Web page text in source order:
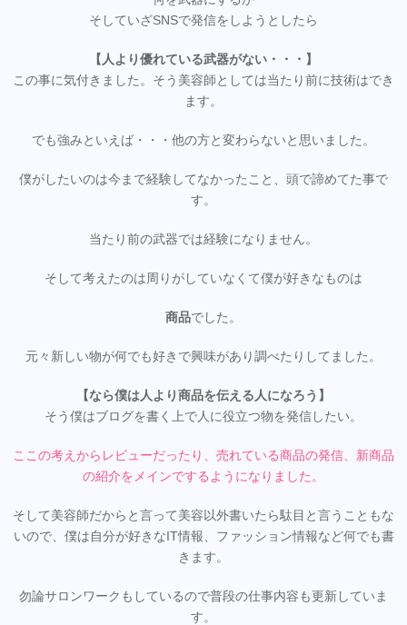
そしていざSNSで発信をしようとしたら
【人より優れている武器がない・・・】
この事に気付きました。そう美容師としては当たり前に技術はでき
ます。
でも強みといえば・・・他の方と変わらないと思いました。
僕がしたいのは今まで経験してなかったこと、頭で諦めてた事で
す。
当たり前の武器では経験になりません。
そして考えたのは周りがしていなくて僕が好きなものは
商品でした。
元々新しい物が何でも好きで興味があり調べたりしてました。
【なら僕は人より商品を伝える人になろう】
そう僕はブログを書く上で人に役立つ物を発信したい。
ここの考えからレビューだったり、売れている商品の発信、新商品
の紹介をメインでするようになりました。
そして美容師だからと言って美容以外書いたら駄目と言うこともな
いので、僕は自分が好きなIT情報、ファッション情報など何でも書
きます。
勿論サロンワークもしているので普段の仕事内容も更新していま
す。